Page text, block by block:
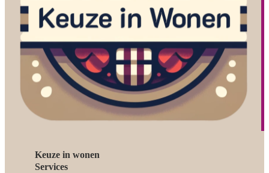
Keuze in wonen
Services